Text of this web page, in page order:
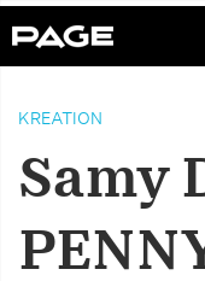
KREATION
Samy